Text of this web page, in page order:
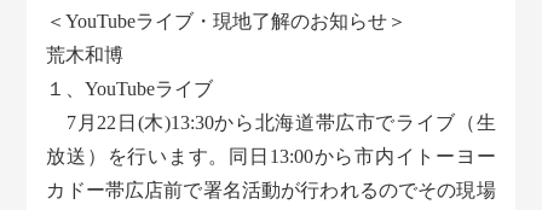
＜YouTubeライブ・現地了解のお知らせ＞
荒木和博
１、YouTubeライブ
7月22日(木)13:30から北海道帯広市でライブ（生
放送）を行います。同日13:00から市内イトーヨー
カドー帯広店前で署名活動が行われるのでその現場